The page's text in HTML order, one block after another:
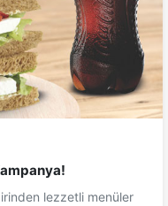
lezzetli menüler